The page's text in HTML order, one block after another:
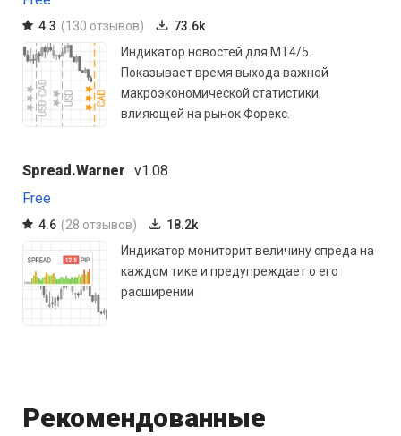
4.3 (130 отзывов)
73.6k
Индикатор новостей для МТ4/5.
Показывает время выхода важной
макроэкономической статистики,
влияющей на рынок Форекс.
Spread.Warner v1.08
Free
4.6 (28 отзывов)
18.2k
Индикатор мониторит величину спреда на
каждом тике и предупреждает о его
расширении
Рекомендованные